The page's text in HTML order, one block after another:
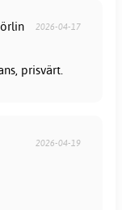
2026-04-17
prisvärt.
2026-04-19